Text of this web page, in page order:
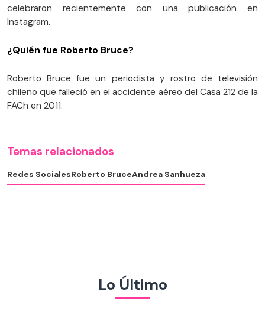
celebraron recientemente con una publicación en
Instagram.
¿Quién fue Roberto Bruce?
Roberto Bruce fue un periodista y rostro de televisión
chileno que falleció en el accidente aéreo del Casa 212 de la
FACh en 2011.
Temas relacionados
Redes SocialesRoberto BruceAndrea Sanhueza
Lo Último